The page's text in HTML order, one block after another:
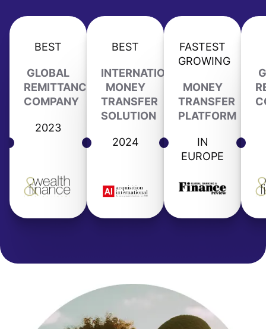
BEST
GLOBAL
REMITTANCE
COMPANY
2023
BEST
INTERNATIONAL
MONEY
TRANSFER
SOLUTION
2024
FASTEST
GROWING
MONEY
TRANSFER
PLATFORM
IN
EUROPE